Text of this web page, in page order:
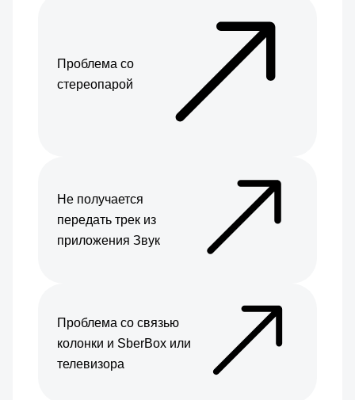
Проблема со
стереопарой
Не получается
передать трек из
приложения Звук
Проблема со связью
колонки и SberBox или
телевизора